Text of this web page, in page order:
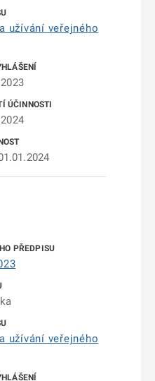
užívání veřejného
užívání veřejného